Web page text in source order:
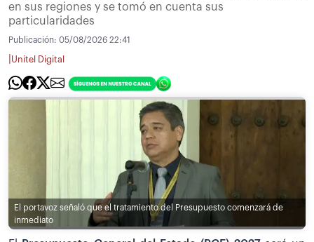
en sus regiones y se tomó en cuenta sus
particularidades
Publicación: 05/08/2026 22:41
Unitel Digital
El portavoz señaló que el tratamiento del Presupuesto comenzará de
inmediato